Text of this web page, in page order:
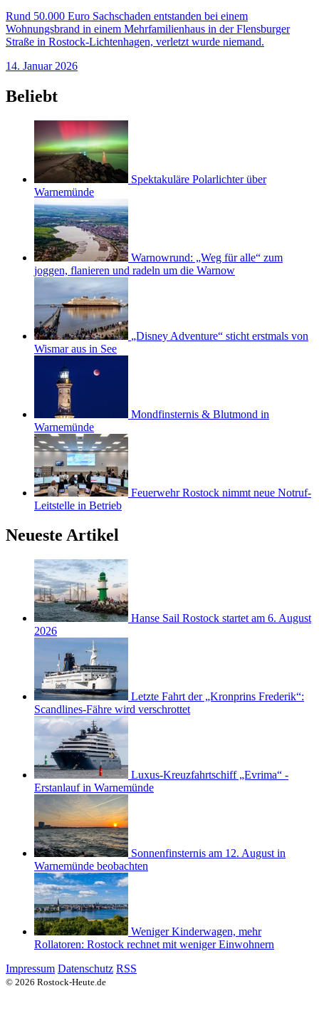
Rund 50.000 Euro Sachschaden entstanden bei einem
Wohnungsbrand in einem Mehrfamilienhaus in der Flensburger
Straße in Rostock-Lichtenhagen, verletzt wurde niemand.
14. Januar 2026
Beliebt
Spektakuläre Polarlichter über
Warnemünde
Warnowrund: „Weg für alle“ zum
joggen, flanieren und radeln um die Warnow
„Disney Adventure“ sticht erstmals von
Wismar aus in See
Mondfinsternis & Blutmond in
Warnemünde
Feuerwehr Rostock nimmt neue Notruf-
Leitstelle in Betrieb
Neueste Artikel
Hanse Sail Rostock startet am 6. August
2026
Letzte Fahrt der „Kronprins Frederik“:
Scandlines-Fähre wird verschrottet
Luxus-Kreuzfahrtschiff „Evrima“ -
Erstanlauf in Warnemünde
Sonnenfinsternis am 12. August in
Warnemünde beobachten
Weniger Kinderwagen, mehr
Rollatoren: Rostock rechnet mit weniger Einwohnern
Impressum Datenschutz RSS
© 2026 Rostock-Heute.de